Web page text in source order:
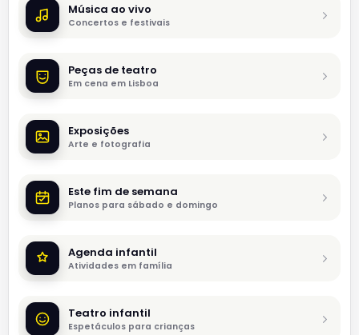
Música ao vivo
Concertos e festivais
Peças de teatro
Em cena em Lisboa
Exposições
Arte e fotografia
Este fim de semana
Planos para sábado e domingo
Agenda infantil
Atividades em família
Teatro infantil
Espetáculos para crianças